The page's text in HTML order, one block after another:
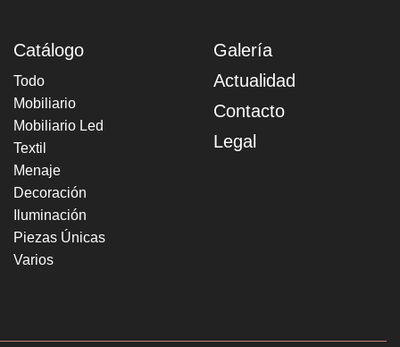
Catálogo
Todo
Mobiliario
Mobiliario Led
Textil
Menaje
Decoración
Iluminación
Piezas Únicas
Varios
Galería
Actualidad
Contacto
Legal